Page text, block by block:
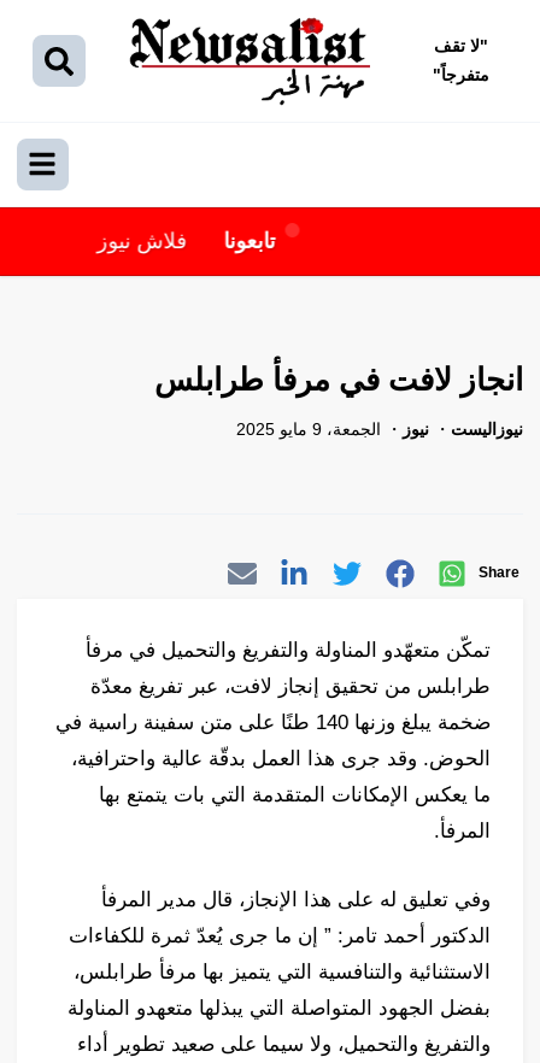
"لا تقف
متفرجاً"
تابعونا فلاش نيوز
انجاز لافت في مرفأ طرابلس
نيوزاليست نيوز الجمعة، 9 مايو 2025
Share
تمكّن متعهّدو المناولة والتفريغ والتحميل في مرفأ
طرابلس من تحقيق إنجاز لافت، عبر تفريغ معدّة
ضخمة يبلغ وزنها 140 طنًا على متن سفينة راسية في
الحوض. وقد جرى هذا العمل بدقّة عالية واحترافية،
ما يعكس الإمكانات المتقدمة التي بات يتمتع بها
المرفأ.
وفي تعليق له على هذا الإنجاز، قال مدير المرفأ
الدكتور أحمد تامر: ” إن ما جرى يُعدّ ثمرة للكفاءات
الاستثنائية والتنافسية التي يتميز بها مرفأ طرابلس،
بفضل الجهود المتواصلة التي يبذلها متعهدو المناولة
والتفريغ والتحميل، ولا سيما على صعيد تطوير أداء